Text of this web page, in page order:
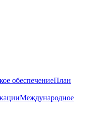
обеспечениеПлан
Международное